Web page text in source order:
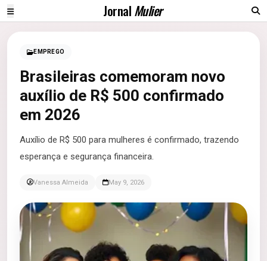
JornalMulier
EMPREGO
Brasileiras comemoram novo
auxílio de R$ 500 confirmado
em 2026
Auxílio de R$ 500 para mulheres é confirmado, trazendo
esperança e segurança financeira.
Vanessa Almeida May 9, 2026